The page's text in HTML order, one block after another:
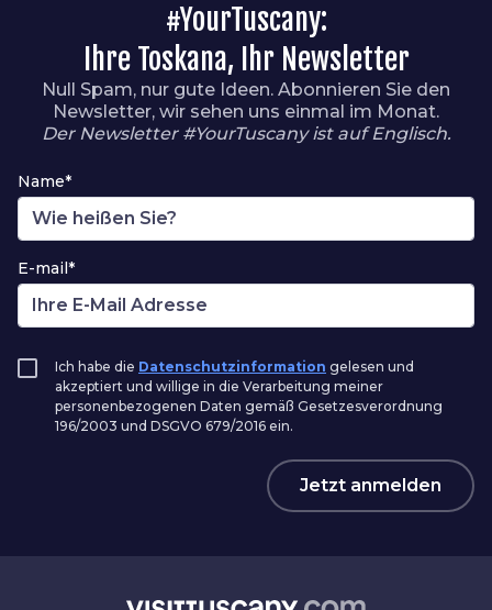
#YourTuscany:
Ihre Toskana, Ihr Newsletter
Null Spam, nur gute Ideen. Abonnieren Sie den
Newsletter, wir sehen uns einmal im Monat.
Der Newsletter #YourTuscany ist auf Englisch.
Name*
E-mail*
Ich habe die Datenschutzinformation gelesen und
akzeptiert und willige in die Verarbeitung meiner
personenbezogenen Daten gemäß Gesetzesverordnung
196/2003 und DSGVO 679/2016 ein.
Jetzt anmelden